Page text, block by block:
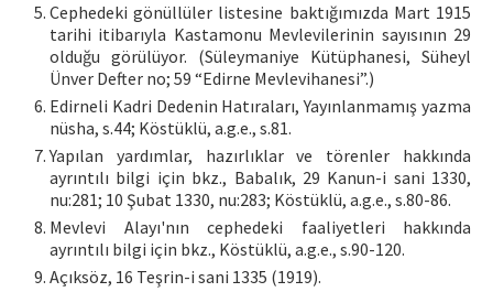
Cephedeki gönüllüler listesine baktığımızda Mart 1915
tarihi itibarıyla Kastamonu Mevlevilerinin sayısının 29
olduğu görülüyor. (Süleymaniye Kütüphanesi, Süheyl
Ünver Defter no; 59 “Edirne Mevlevihanesi”.)
Edirneli Kadri Dedenin Hatıraları, Yayınlanmamış yazma
nüsha, s.44; Köstüklü, a.g.e., s.81.
Yapılan yardımlar, hazırlıklar ve törenler hakkında
ayrıntılı bilgi için bkz., Babalık, 29 Kanun-i sani 1330,
nu:281; 10 Şubat 1330, nu:283; Köstüklü, a.g.e., s.80-86.
Mevlevi Alayı'nın cephedeki faaliyetleri hakkında
ayrıntılı bilgi için bkz., Köstüklü, a.g.e., s.90-120.
Açıksöz, 16 Teşrin-i sani 1335 (1919).